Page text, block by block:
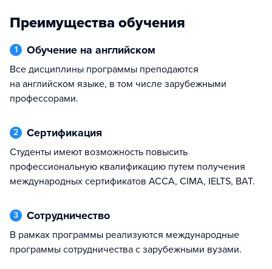
Преимущества обучения
1 Обучение на английском
Все дисциплины программы преподаются
на английском языке, в том числе зарубежными
профессорами.
2 Сертификация
Студенты имеют возможность повысить
профессиональную квалификацию путем получения
международных сертификатов ACCA, CIMA, IELTS, BAT.
3 Сотрудничество
В рамках программы реализуются международные
программы сотрудничества с зарубежными вузами.